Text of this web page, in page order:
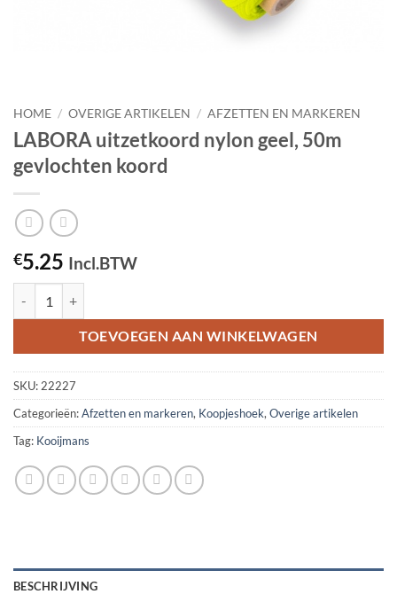
HOME / OVERIGE ARTIKELEN / AFZETTEN EN MARKEREN
LABORA uitzetkoord nylon geel, 50m
gevlochten koord
€5.25 Incl.BTW
TOEVOEGEN AAN WINKELWAGEN
SKU:22227
Categorieën:Afzetten en markeren, Koopjeshoek,Overige artikelen
Tag: Kooijmans
BESCHRIJVING